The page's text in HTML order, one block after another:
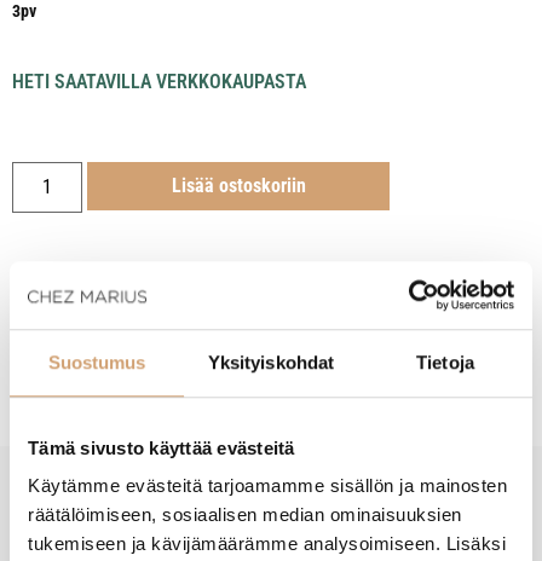
Suostumus Yksityiskohdat Tietoja
Tämä sivusto käyttää evästeitä
Käytämme evästeitä tarjoamamme sisällön ja mainosten
räätälöimiseen, sosiaalisen median ominaisuuksien
tukemiseen ja kävijämäärämme analysoimiseen. Lisäksi
3pv
HETI SAATAVILLA VERKKOKAUPASTA
Lisää ostoskoriin
Tuotekuvaus
- Tuotteesta ei ole vielä arvosteluja -
New content loaded